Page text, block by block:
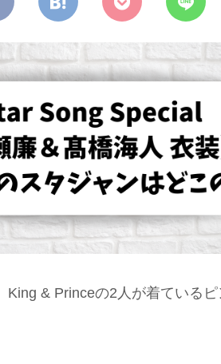
King & Princeの2人が着ている